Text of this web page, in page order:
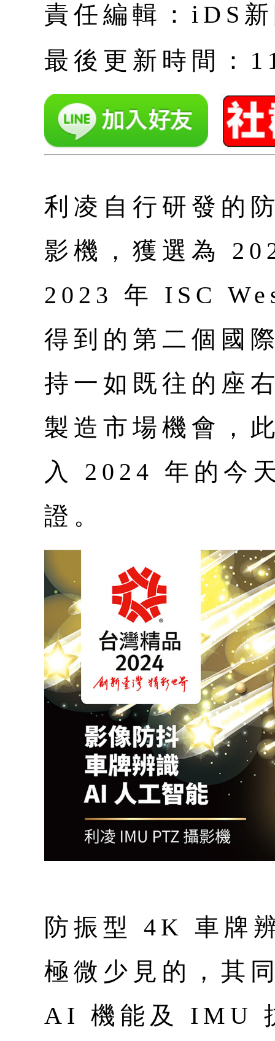
責任編輯：iDS
最後更新時間：
利凌自行研發的
影機，獲選為
2023 年 ISC
得到的第二個國
持一如既往的座
製造市場機會，
入 2024 年的今
證。
防振型 4K 車牌
極微少見的，其
AI 機能及 IMU